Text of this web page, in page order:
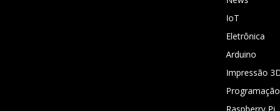
IoT
Eletrônica
Arduino
Impressão
Programação